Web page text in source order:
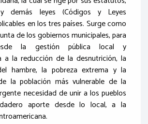
demás leyes (Códigos y Leyes
en los tres países. Surge como
de los gobiernos municipales, para
la gestión pública local y
a la reducción de la desnutrición, la
hambre, la pobreza extrema y la
la población más vulnerable de la
necesidad de unir a los pueblos
aporte desde lo local, a la